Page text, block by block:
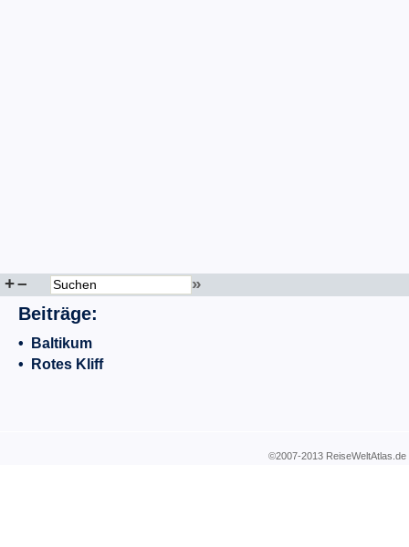
+– »
Beiträge:
•
Baltikum
•
Rotes Kliff
©2007-2013